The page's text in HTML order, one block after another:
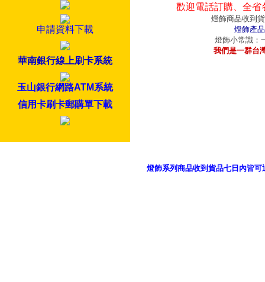
申請資料下載
華南銀行線上刷卡系統
玉山銀行網路ATM系統
信用卡刷卡郵購單下載
歡迎電話訂購、全
燈飾商品收到
燈飾產
燈飾小常識：
我們是一群台
燈飾系列商品收到貨品七日內皆